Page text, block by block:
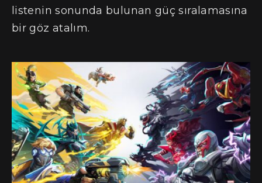
listenin sonunda bulunan güç sıralamasına
bir göz atalım.